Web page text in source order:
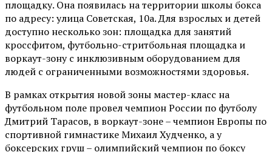
площадку. Она появилась на территории школы бокса
по адресу: улица Советская, 10а. Для взрослых и детей
доступно несколько зон: площадка для занятий
кроссфитом, футбольно-стритбольная площадка и
воркаут-зону с инклюзивным оборудованием для
людей с ограниченными возможностями здоровья.
В рамках открытия новой зоны мастер-класс на
футбольном поле провел чемпион России по футболу
Дмитрий Тарасов, в воркаут-зоне – чемпион Европы по
спортивной гимнастике Михаил Худченко, а у
боксерских груш – олимпийский чемпион по боксу